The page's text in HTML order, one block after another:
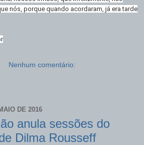
nós, porque quando acordaram, já era tarde
Nenhum comentário:
DE 2016
anula sessões do
Dilma Rousseff